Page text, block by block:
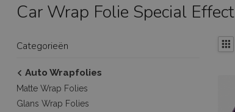
Car Wrap Folie Special Effect
Categorieën
Auto Wrapfolies
Matte Wrap Folies
Glans Wrap Folies